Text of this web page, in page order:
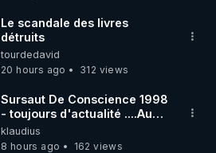
Le scandale des livres
détruits
tourdedavid
20 hours ago
312 views
Sursaut De Conscience 1998
- toujours d'actualité ....Au
Dela Du Réel
klaudius
8 hours ago
162 views